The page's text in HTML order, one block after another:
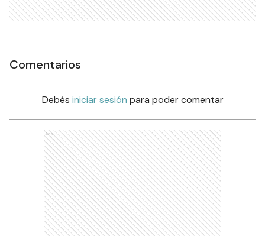
Comentarios
Debés iniciar sesión para poder comentar
Ads